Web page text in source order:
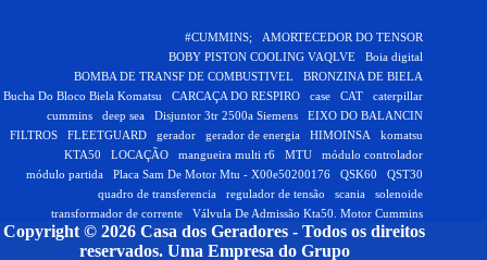
#CUMMINS;
AMORTECEDOR DO TENSOR
BOBY PISTON COOLING VAQLVE
Boia digital
BOMBA DE TRANSF DE COMBUSTIVEL
BRONZINA DE BIELA
Bucha Do Bloco Biela Komatsu
CARCAÇA DO RESPIRO case CAT
caterpillar
cummins
deep sea Disjuntor 3tr 2500a Siemens
EIXO DO BALANCIN
FILTROS
FLEETGUARD gerador gerador de energia HIMOINSA
komatsu
KTA50
LOCAÇÃO mangueira multi r6 MTU
módulo controlador
módulo partida
Placa Sam De Motor Mtu - X00e50200176 QSK60
QST30
quadro de transferencia
regulador de tensão scania
solenoide
transformador de corrente
Válvula De Admissão Kta50. Motor Cummins
Copyright © 2026 Casa dos Geradores - Todos os direitos
reservados. Uma Empresa do Grupo